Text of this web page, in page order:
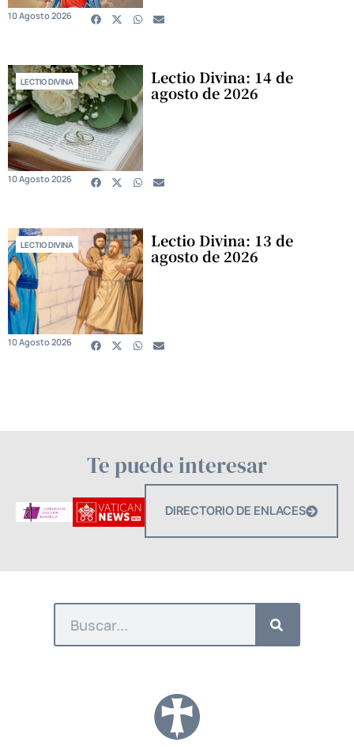
10 Agosto 2026
LECTIO DIVINA Lectio Divina: 14 de
agosto de 2026
10 Agosto 2026
LECTIO DIVINA Lectio Divina: 13 de
agosto de 2026
10 Agosto 2026
Te puede interesar
DIRECTORIO DE ENLACES